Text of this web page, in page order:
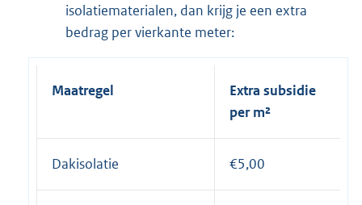
isolatiematerialen, dan krijg je een extra
bedrag per vierkante meter:
Maatregel
Extra subsidie
per m²
Dakisolatie €5,00